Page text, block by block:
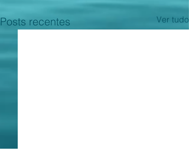
Posts recentes Ver tudo